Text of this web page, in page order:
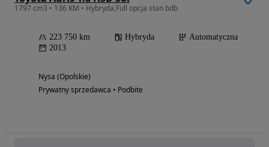
1797 cm3 • 136 KM • Hybryda,Full opcja stan bdb
223 750 km Hybryda
Automatyczna
2013
Nysa (Opolskie)
Prywatny sprzedawca • Podbite